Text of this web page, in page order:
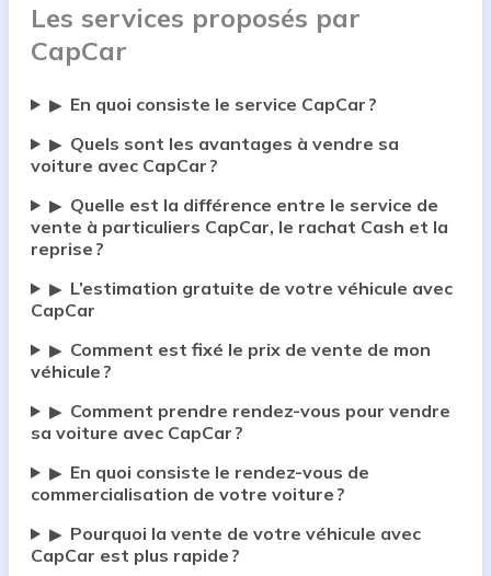
Les services proposés par
CapCar
▶ En quoi consiste le service CapCar ?
▶ Quels sont les avantages à vendre sa
voiture avec CapCar ?
▶ Quelle est la différence entre le service de
vente à particuliers CapCar, le rachat Cash et la
reprise ?
▶ L’estimation gratuite de votre véhicule avec
CapCar
▶ Comment est fixé le prix de vente de mon
véhicule ?
▶ Comment prendre rendez-vous pour vendre
sa voiture avec CapCar ?
▶ En quoi consiste le rendez-vous de
commercialisation de votre voiture ?
▶ Pourquoi la vente de votre véhicule avec
CapCar est plus rapide ?